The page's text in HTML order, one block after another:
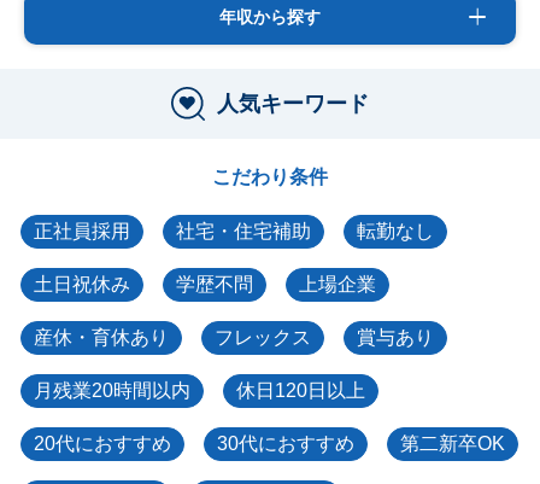
年収から探す
人気キーワード
こだわり条件
正社員採用 社宅・住宅補助 転勤なし
土日祝休み 学歴不問 上場企業
産休・育休あり フレックス 賞与あり
月残業20時間以内 休日120日以上
20代におすすめ 30代におすすめ 第二新卒OK